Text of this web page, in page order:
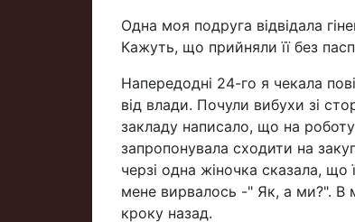
Одна моя подруга відвідала
Кажуть, що прийняли її без
Напередодні 24-го я чекала
від влади. Почули вибухи зі
закладу написало, що на
запропонувала сходити на
черзі одна жіночка сказала,
мене вирвалось -" Як, а ми?". В
кроку назад.